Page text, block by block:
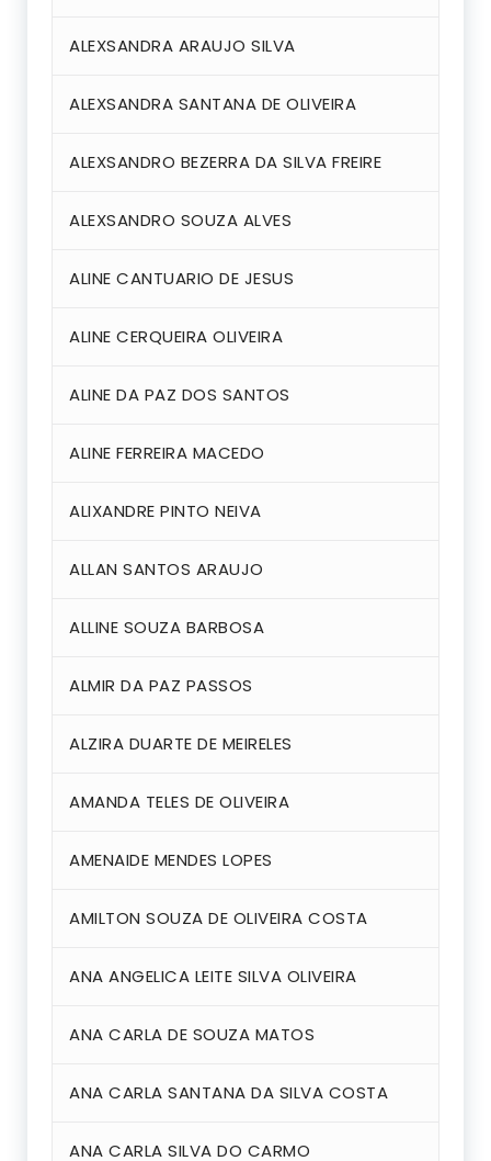
ALEXSANDRA ARAUJO SILVA
ALEXSANDRA SANTANA DE OLIVEIRA
ALEXSANDRO BEZERRA DA SILVA FREIRE
ALEXSANDRO SOUZA ALVES
ALINE CANTUARIO DE JESUS
ALINE CERQUEIRA OLIVEIRA
ALINE DA PAZ DOS SANTOS
ALINE FERREIRA MACEDO
ALIXANDRE PINTO NEIVA
ALLAN SANTOS ARAUJO
ALLINE SOUZA BARBOSA
ALMIR DA PAZ PASSOS
ALZIRA DUARTE DE MEIRELES
AMANDA TELES DE OLIVEIRA
AMENAIDE MENDES LOPES
AMILTON SOUZA DE OLIVEIRA COSTA
ANA ANGELICA LEITE SILVA OLIVEIRA
ANA CARLA DE SOUZA MATOS
ANA CARLA SANTANA DA SILVA COSTA
ANA CARLA SILVA DO CARMO